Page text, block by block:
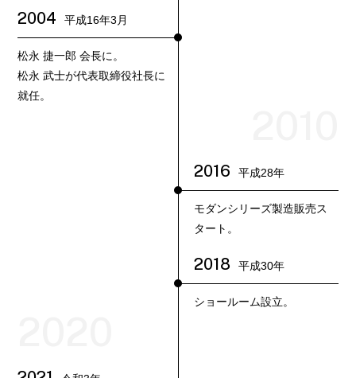
2004 平成16年3月
松永 捷一郎 会長に。
松永 武士が代表取締役社長に
就任。
2016 平成28年
モダンシリーズ製造販売ス
タート。
2018 平成30年
ショールーム設立。